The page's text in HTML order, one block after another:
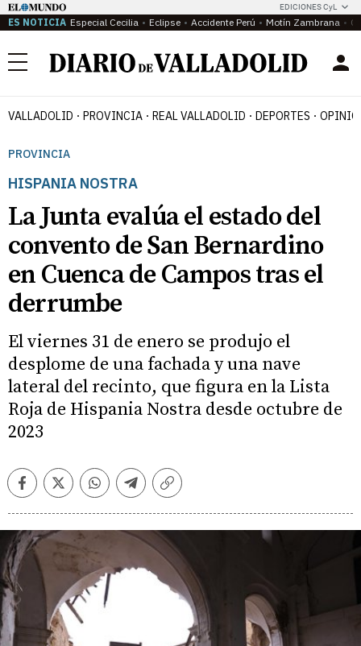
EDICIONES CyL
ES NOTICIA Especial Cecilia Eclipse Accidente Perú Motín Zambrana
Menú
VALLADOLID PROVINCIA REAL VALLADOLID DEPORTES
PROVINCIA
HISPANIA NOSTRA
La Junta evalúa el estado del
convento de San Bernardino
en Cuenca de Campos tras el
derrumbe
El viernes 31 de enero se produjo el
desplome de una fachada y una nave
lateral del recinto, que figura en la Lista
Roja de Hispania Nostra desde octubre de
2023
FacebookTwitterWhatsappTelegramCopiar